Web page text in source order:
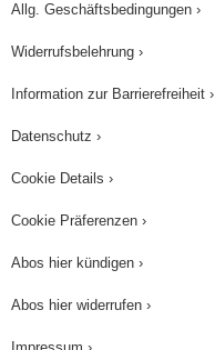
Allg. Geschäftsbedingungen ›
Widerrufsbelehrung ›
Information zur Barrierefreiheit ›
Datenschutz ›
Cookie Details ›
Cookie Präferenzen ›
Abos hier kündigen ›
Abos hier widerrufen ›